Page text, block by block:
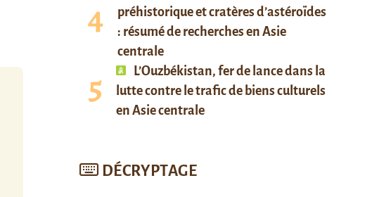
préhistorique et cratères d’astéroïdes
: résumé de recherches en Asie
centrale
L’Ouzbékistan, fer de lance dans la
lutte contre le trafic de biens culturels
en Asie centrale
DÉCRYPTAGE